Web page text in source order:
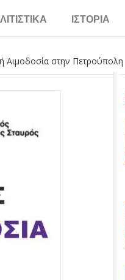
ΙΣΤΟΡΊΑ
Αιμοδοσία στην Πετρούπολη